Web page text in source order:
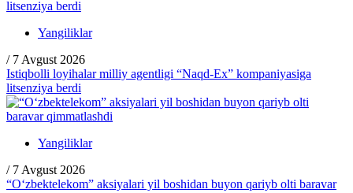
Yangiliklar
/ 7 Avgust 2026
Istiqbolli loyihalar milliy agentligi “Naqd-Ex” kompaniyasiga
litsenziya berdi
Yangiliklar
/ 7 Avgust 2026
“O‘zbektelekom” aksiyalari yil boshidan buyon qariyb olti baravar